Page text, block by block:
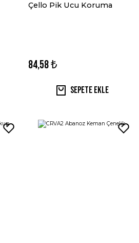
Çello Pik Ucu Koruma
84,58 ₺
Sepete Ekle